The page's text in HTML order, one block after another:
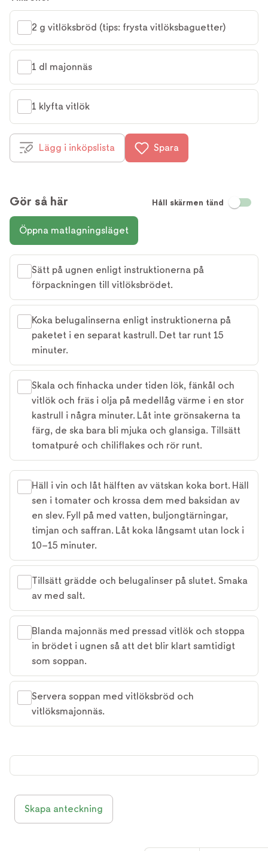
2 g vitlöksbröd (tips: frysta vitlöksbaguetter)
1 dl majonnäs
1 klyfta vitlök
Lägg i inköpslista Spara
Gör så här Håll skärmen tänd
Öppna matlagningsläget
Sätt på ugnen enligt instruktionerna på
förpackningen till vitlöksbrödet.
Koka belugalinserna enligt instruktionerna på
paketet i en separat kastrull. Det tar runt 15
minuter.
Skala och finhacka under tiden lök, fänkål och
vitlök och fräs i olja på medellåg värme i en stor
kastrull i några minuter. Låt inte grönsakerna ta
färg, de ska bara bli mjuka och glansiga. Tillsätt
tomatpuré och chiliflakes och rör runt.
Häll i vin och låt hälften av vätskan koka bort. Häll
sen i tomater och krossa dem med baksidan av
en slev. Fyll på med vatten, buljongtärningar,
timjan och saffran. Låt koka långsamt utan lock i
10–15 minuter.
Tillsätt grädde och belugalinser på slutet. Smaka
av med salt.
Blanda majonnäs med pressad vitlök och stoppa
in brödet i ugnen så att det blir klart samtidigt
som soppan.
Servera soppan med vitlöksbröd och
vitlöksmajonnäs.
Skapa anteckning